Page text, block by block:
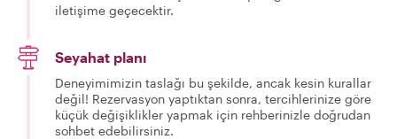
iletişime geçecektir.
Seyahat planı
Deneyimimizin taslağı bu şekilde, ancak kesin kurallar
değil! Rezervasyon yaptıktan sonra, tercihlerinize göre
küçük değişiklikler yapmak için rehberinizle doğrudan
sohbet edebilirsiniz.